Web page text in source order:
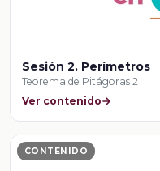
Sesión 2. Perímetros
Teorema de Pitágoras 2
Ver contenido
CONTENIDO